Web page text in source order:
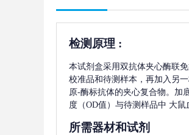
检测原理 :
本试剂盒采用双抗体夹心酶联
校准品和待测样本，再加入另
原-酶标抗体的夹心复合物。加
度（OD值）与待测样品中 大鼠
所需器材和试剂